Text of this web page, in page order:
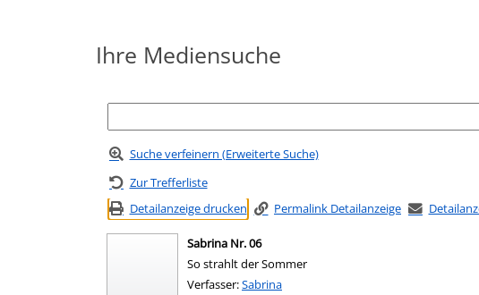
Ihre Mediensuche
Suche verfeinern (Erweiterte Suche)
Zur Trefferliste
Detailanzeige drucken
Permalink Detailanzeige
Sabrina Nr. 06
So strahlt der Sommer
Verfasser:Suche nach diesem Verfasser
Sabrina